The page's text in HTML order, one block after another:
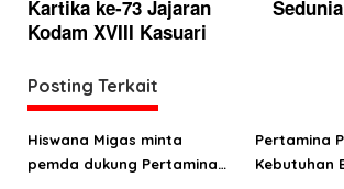
i
a
s
i
Kartika ke-73 Jajaran
Kodam XVIII Kasuari
Posting Terkait
Hiswana Migas minta
pemda dukung Pertamina
Pertamina
Kebutuhan